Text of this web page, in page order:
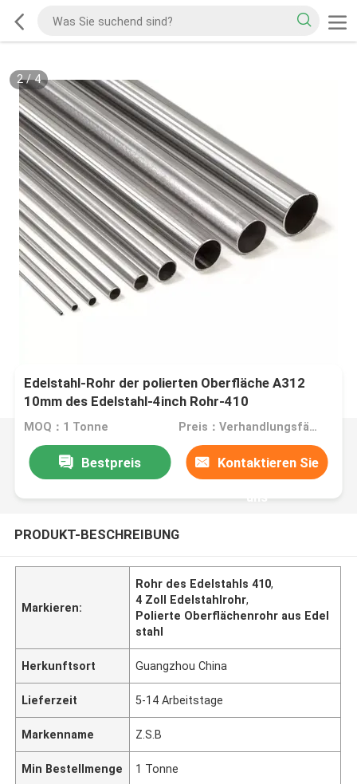
2/4
Edelstahl-Rohr der polierten Oberfläche A312
10mm des Edelstahl-4inch Rohr-410
MOQ：1 Tonne Preis：Verhandlungsfähig
Bestpreis Kontaktieren Sie
uns
PRODUKT-BESCHREIBUNG
Markieren:
Rohr des Edelstahls 410,
4 Zoll Edelstahlrohr,
Polierte Oberflächenrohr aus Edel
stahl
Herkunftsort Guangzhou China
Lieferzeit 5-14 Arbeitstage
Markenname Z.S.B
Min Bestellmenge 1 Tonne